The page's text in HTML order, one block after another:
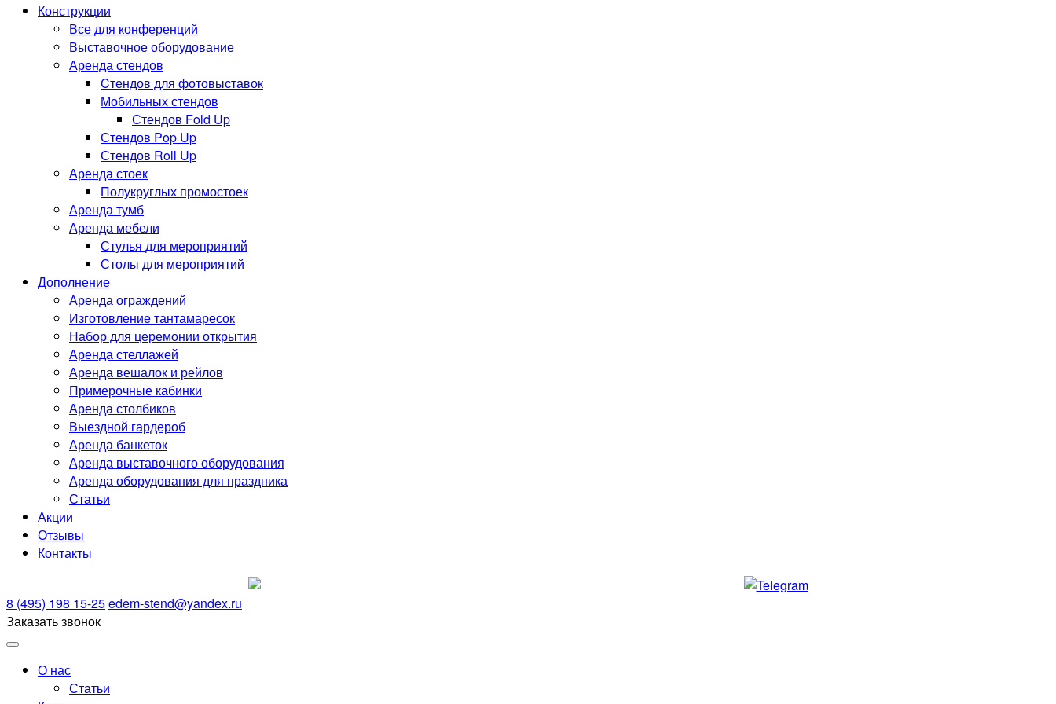
Конструкции
Все для конференций
Выставочное оборудование
Аренда стендов
Cтендов для фотовыставок
Мобильных стендов
Стендов Fold Up
Стендов Pop Up
Стендов Roll Up
Аренда стоек
Полукруглых промостоек
Аренда тумб
Аренда мебели
Стулья для мероприятий
Столы для мероприятий
Дополнение
Аренда ограждений
Изготовление тантамаресок
Набор для церемонии открытия
Аренда стеллажей
Аренда вешалок и рейлов
Примерочные кабинки
Аренда столбиков
Выездной гардероб
Аренда банкеток
Аренда выставочного оборудования
Аренда оборудования для праздника
Статьи
Акции
Отзывы
Контакты
8 (495) 198 15-25edem-stend@yandex.ru
Заказать звонок
О нас
Статьи